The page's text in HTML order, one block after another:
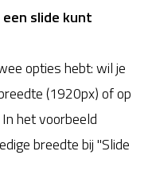
slide kunt
opties hebt: wil je
(1920px) of op
het voorbeeld
breedte bij "Slide